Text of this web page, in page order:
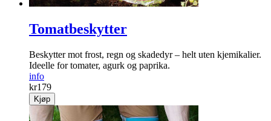
Tomatbeskytter
Beskytter mot frost, regn og skadedyr – helt uten kjemikalier.
Ideelle for tomater, agurk og paprika.
info
kr179
Kjøp